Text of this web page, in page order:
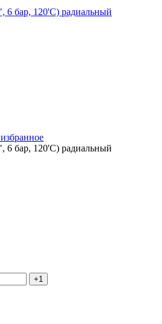
6 бар, 120'С) радиальный
6 бар, 120'С) радиальный
+1